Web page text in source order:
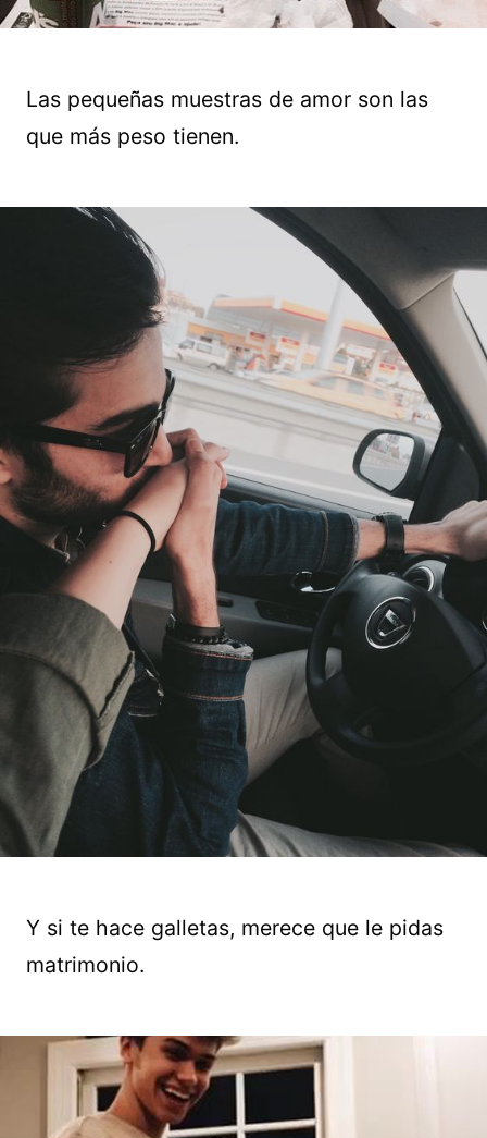
Las pequeñas muestras de amor son las
que más peso tienen.
Y si te hace galletas, merece que le pidas
matrimonio.